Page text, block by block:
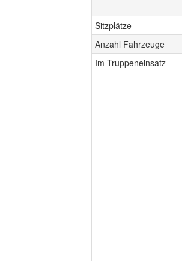
Sitzplätze
Anzahl Fahrzeuge
Im Truppeneinsatz